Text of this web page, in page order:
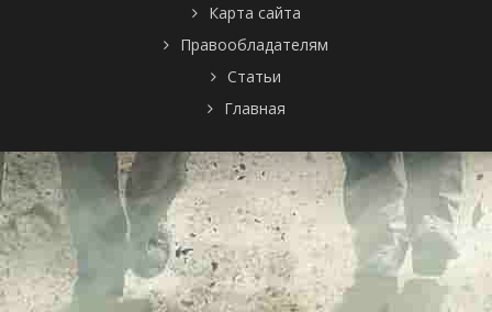
Карта сайта
Правообладателям
Статьи
Главная